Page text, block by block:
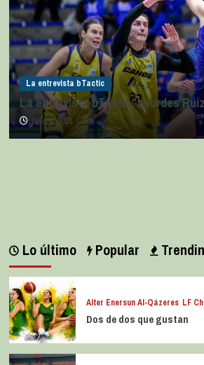
La entrevista bTactic
La entrevista bTactic: Lourdes Ruiz
julio 11, 2026 0
Lo último Popular
Alter Enersun Al-Qázeres LF
Dos de dos que gustan